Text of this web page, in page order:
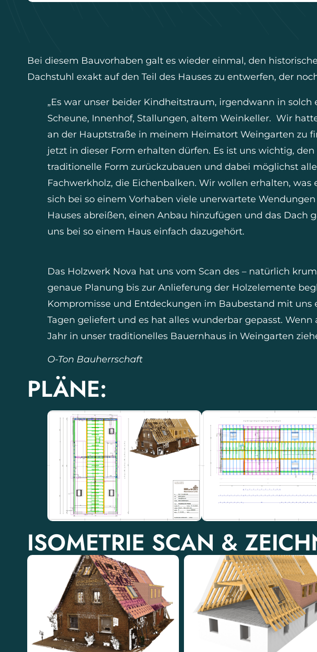
Bei diesem Bauvorhaben galt es wieder einmal, den
Dachstuhl exakt auf den Teil des Hauses zu entwerfen, der
„Es war unser beider Kindheitstraum, irgendwann in
Scheune, Innenhof, Stallungen, altem Weinkeller. Wir
an der Hauptstraße in meinem Heimatort Weingarten zu
jetzt in dieser Form erhalten dürfen. Es ist uns wichtig,
traditionelle Form zurückzubauen und dabei möglichst
Fachwerkholz, die Eichenbalken. Wir wollen erhalten,
sich bei so einem Vorhaben viele unerwartete
Hauses abreißen, einen Anbau hinzufügen und das Dach
uns bei so einem Haus einfach dazugehört.
Das Holzwerk Nova hat uns vom Scan des – natürlich
genaue Planung bis zur Anlieferung der Holzelemente
Kompromisse und Entdeckungen im Baubestand mit uns
Tagen geliefert und es hat alles wunderbar gepasst.
Jahr in unser traditionelles Bauernhaus in Weingarten
O-Ton Bauherrschaft
PLÄNE:
ISOMETRIE SCAN &